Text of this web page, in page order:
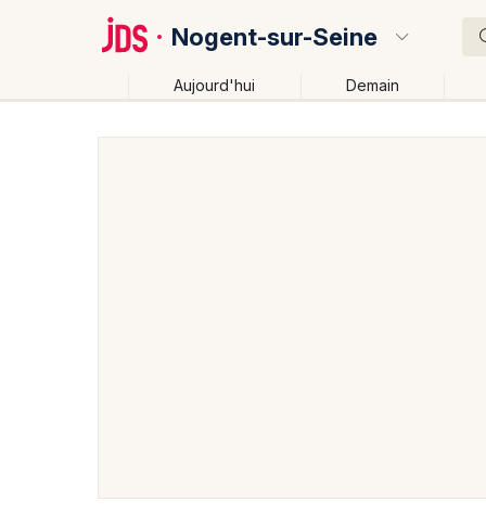
Nogent-sur-Seine
Aujourd'hui Demain